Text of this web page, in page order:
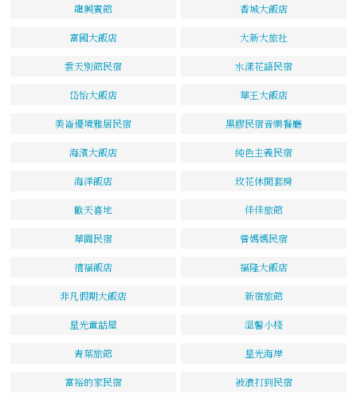
龍興賓館 香城大飯店
富國大飯店 大新大旅社
雲天別館民宿 水漾花語民宿
岱怡大飯店 華王大飯店
美崙優境雅居民宿 黑膠民宿音樂餐廳
海濱大飯店 純色主義民宿
海洋飯店 玫花休閒套房
歡天喜地 佳佳旅館
華園民宿 曾媽媽民宿
禧福飯店 福隆大飯店
非凡假期大飯店 新宿旅館
星光童話屋 溫馨小棧
青葉旅館 星光海岸
富裕的家民宿 被浪打到民宿